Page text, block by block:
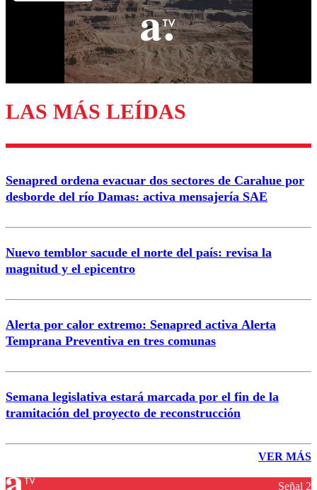
Enviar comentario
LAS MÁS LEÍDAS
Senapred ordena evacuar dos sectores de Carahue por
desborde del río Damas: activa mensajería SAE
Nuevo temblor sacude el norte del país: revisa la
magnitud y el epicentro
Alerta por calor extremo: Senapred activa Alerta
Temprana Preventiva en tres comunas
Semana legislativa estará marcada por el fin de la
tramitación del proyecto de reconstrucción
VER MÁS
Señal 2